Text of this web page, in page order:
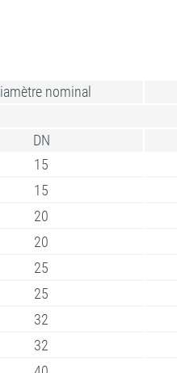
nominal
DN
15
15
20
20
25
25
32
32